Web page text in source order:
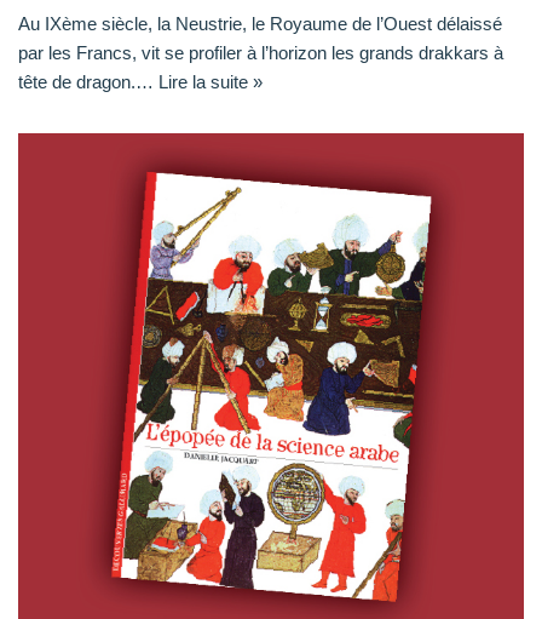
Au IXème siècle, la Neustrie, le Royaume de l’Ouest délaissé
par les Francs, vit se profiler à l’horizon les grands drakkars à
tête de dragon.… Lire la suite »